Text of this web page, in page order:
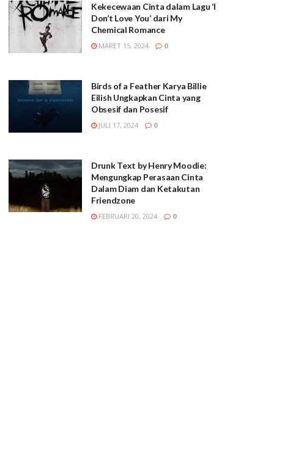
Kekecewaan Cinta dalam Lagu ‘I
Don’t Love You’ dari My
Chemical Romance
MARET 15, 2024 0
Birds of a Feather Karya Billie
Eilish Ungkapkan Cinta yang
Obsesif dan Posesif
JULI 17, 2024 0
Drunk Text by Henry Moodie:
Mengungkap Perasaan Cinta
Dalam Diam dan Ketakutan
Friendzone
FEBRUARI 20, 2024 0